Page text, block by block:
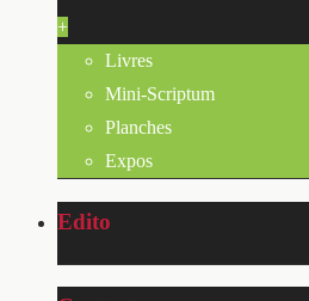
+
Livres
Mini-Scriptum
Planches
Expos
Edito